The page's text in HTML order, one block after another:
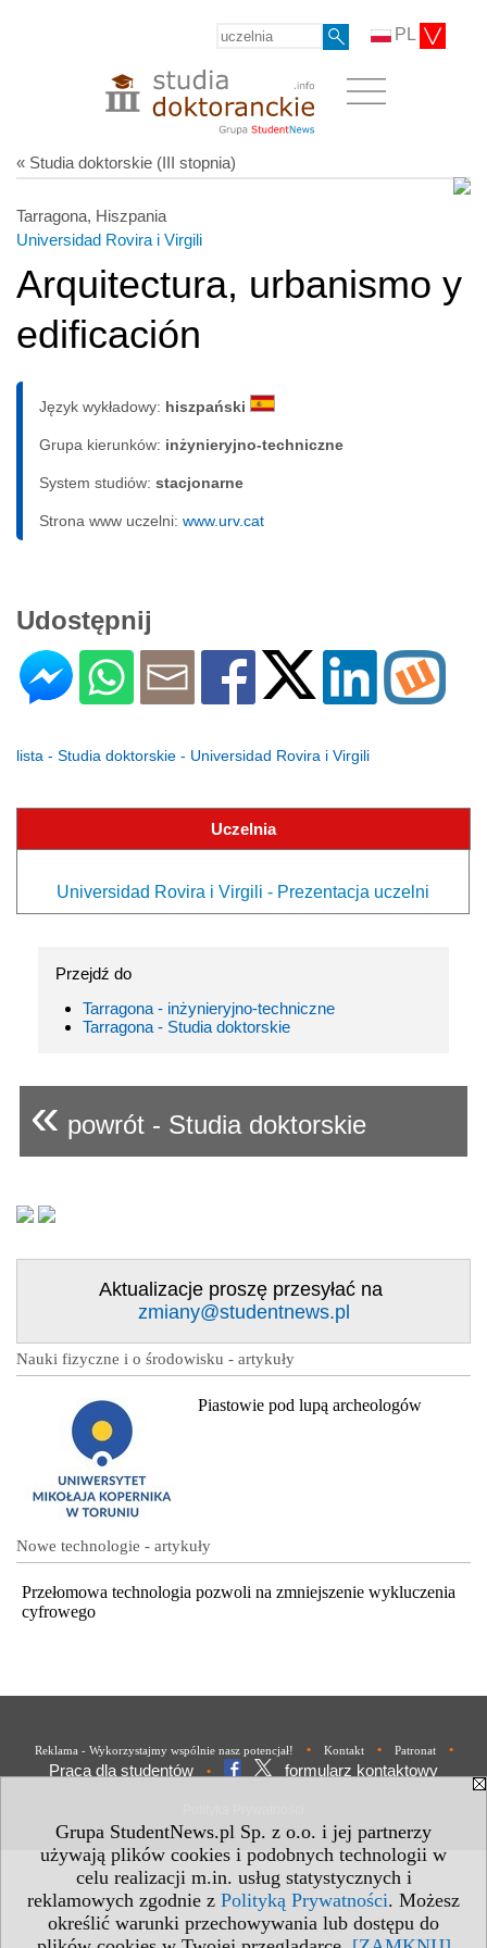
Grupa StudentNews.pl Sp. z o.o. i jej partnerzy
używają plików cookies i podobnych technologii w
celu realizacji m.in. usług statystycznych i
reklamowych zgodnie z Polityką Prywatności. Możesz
określić warunki przechowywania lub dostępu do
PL
« Studia doktorskie (III stopnia)
Tarragona, Hiszpania
Universidad Rovira i Virgili
Arquitectura, urbanismo y
edificación
Język wykładowy: hiszpański
Grupa kierunków: inżynieryjno-techniczne
System studiów: sta­cjo­nar­ne
Strona www uczelni: www.urv.cat
Udostępnij
lista - Studia doktorskie - Universidad Rovira i Virgili
Uczelnia
Universidad Rovira i Virgili - Prezentacja uczelni
Przejdź do
Tarragona - inżynieryjno-techniczne
Tarragona - Studia doktorskie
« powrót - Studia doktorskie
Aktualizacje proszę przesyłać na
zmiany@studentnews.pl
Nauki fizyczne i o środowisku - artykuły
Piastowie pod lupą archeologów
Nowe technologie - artykuły
Przełomowa technologia pozwoli na zmniejszenie wykluczenia
cyfrowego
Reklama - Wykorzystajmy wspólnie nasz potencjał! • Kontakt • Patronat •
Praca dla studentów • formularz kontaktowy